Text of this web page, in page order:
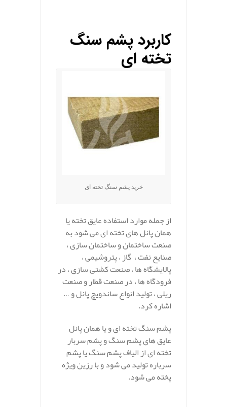
کاربرد پشم سنگ
تخته ای
خرید پشم سنگ تخته ای
از جمله موارد استفاده عایق تخته یا
همان پانل های تخته ای می شود به
صنعت ساختمان و ساختمان سازی ،
صنایع نفت ، گاز ، پتروشیمی ،
پالایشگاه ها ، صنعت کشتی سازی ، در
فرودگاه ها ، در صنعت قطار و صنعت
ریلی ، تولید انواع ساندویچ پانل و …
اشاره کرد.
پشم سنگ تخته ای و یا همان پانل
عایق های پشم سنگ و پشم سربار
تخته ای از الیاف پشم سنگ یا پشم
سرباره تولید می شود و با رزین ویژه
پخته می شود.